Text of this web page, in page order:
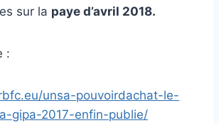
sur la paye d’avril 2018.
:
unsa-pouvoirdachat-le-
gipa-2017-enfin-publie/